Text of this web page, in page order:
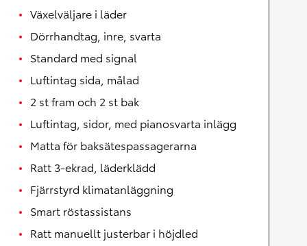
Växelväljare i läder
Dörrhandtag, inre, svarta
Standard med signal
Luftintag sida, målad
2 st fram och 2 st bak
Luftintag, sidor, med pianosvarta inlägg
Matta för baksätespassagerarna
Ratt 3-ekrad, läderklädd
Fjärrstyrd klimatanläggning
Smart röstassistans
Ratt manuellt justerbar i höjdled